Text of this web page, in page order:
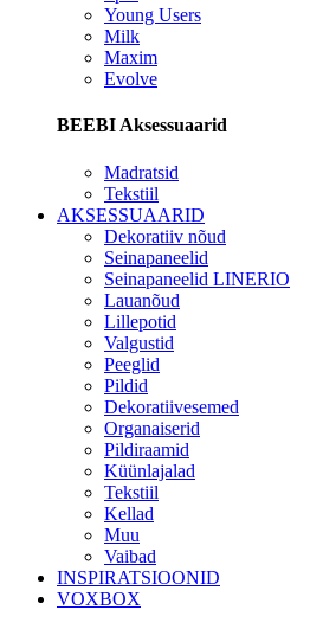
Young Users
Milk
Maxim
Evolve
BEEBI Aksessuaarid
Madratsid
Tekstiil
AKSESSUAARID
Dekoratiiv nõud
Seinapaneelid
Seinapaneelid LINERIO
Lauanõud
Lillepotid
Valgustid
Peeglid
Pildid
Dekoratiivesemed
Organaiserid
Pildiraamid
Küünlajalad
Tekstiil
Kellad
Muu
Vaibad
INSPIRATSIOONID
VOXBOX